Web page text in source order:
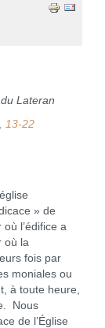
Lateran
13-22
» de
l’édifice a
où la
fois par
moniales ou
à toute heure,
Nous
de l’Église